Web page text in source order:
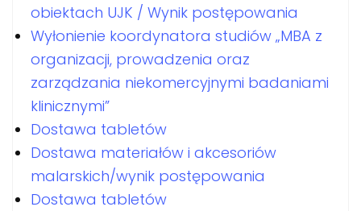
obiektach UJK / Wynik postępowania
Wyłonienie koordynatora studiów „MBA z
organizacji, prowadzenia oraz
zarządzania niekomercyjnymi badaniami
klinicznymi”
Dostawa tabletów
Dostawa materiałów i akcesoriów
malarskich/wynik postępowania
Dostawa tabletów